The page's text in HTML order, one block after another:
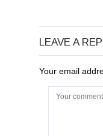
LEAVE A
Your email